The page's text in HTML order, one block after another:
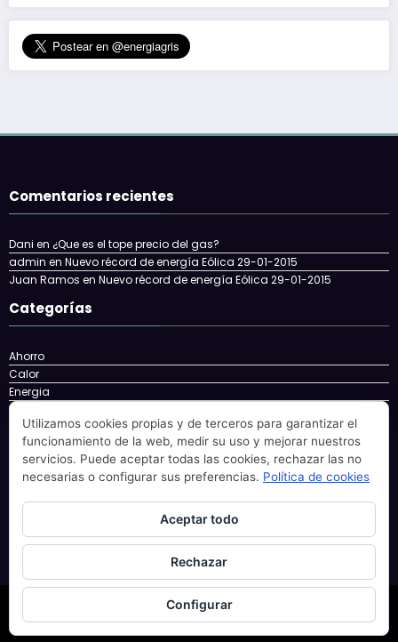
Comentarios recientes
Dani en ¿Que es el tope precio del gas?
admin en Nuevo récord de energía Eólica 29-01-2015
Juan Ramos en Nuevo récord de energía Eólica 29-01-2015
Categorías
Ahorro
Calor
Energia
Energía
energy
Eolica
Factura
Gas
gatgets
Solar
Newscrunch - Revista y blogWordPressTema 2026 | Funciona con
Utilizamos cookies propias y de terceros para garantizar el
funcionamiento de la web, medir su uso y mejorar nuestros
servicios. Puede aceptar todas las cookies, rechazar las no
necesarias o configurar sus preferencias. Política de cookies
Aceptar todo
Rechazar
Configurar